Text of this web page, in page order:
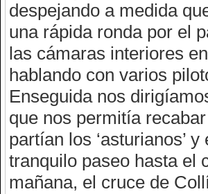
despejando a medida
una rápida ronda por el
las cámaras interiores
hablando con varios
Enseguida nos
que nos permitía
partían los ‘asturianos’
tranquilo paseo hasta el
mañana, el cruce de